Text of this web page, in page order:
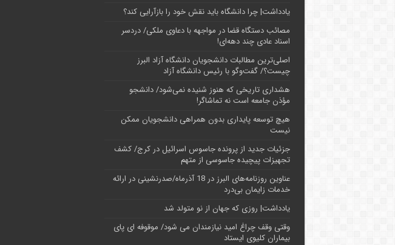
یادداشت| چرا دانشگاه باید نقش خود را بازآرایی کند؟
مصائب دستگاه قضا در مواجهه با دعاوی ملکی/ دردسر
اسناد عادی چند‌ دهه‌ای!
اصلی‌ترین مطالبات دانشجویان دانشگاه آزاد البرز
چیست؟/ گفت‌وگو با رئیس دانشگاه آز‌اد
هشداری تاریخی که هنوز شنیده نمی‌شود/ دانشجو
مؤذن جامعه است نه تماشاگر!
هیچ توسعه پایداری بدون همراهی دانشجویان ممکن
نیست
جزئیات جدید از پرونده جاسوس اسرائیل در کرج/‌ کشف
تجهیزات پیچیده جاسوسی از متهم
عناوین روزنامه‌های البرز در ‌18 آذرماه/صدرنشینی در ارائه
خدمات زایمان بی‌درد
یادداشت| روزی که جهان از نو متولد شد
وقتی وقف چراغ امید نیازمندان می شود/ موقوفه ای پای
بیماران کلیوی ایستاد